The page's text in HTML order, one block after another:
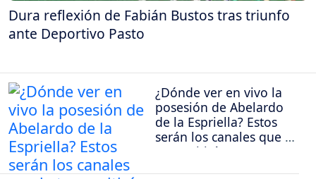
Dura reflexión de Fabián Bustos tras triunfo
ante Deportivo Pasto
¿Dónde ver en vivo la
posesión de Abelardo
de la Espriella? Estos
serán los canales que la
transmitirán